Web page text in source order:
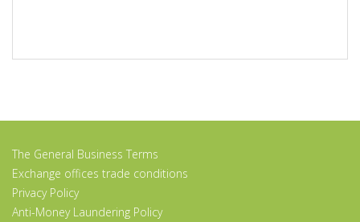
The General Business Terms
Exchange offices trade conditions
Privacy Policy
Anti-Money Laundering Policy